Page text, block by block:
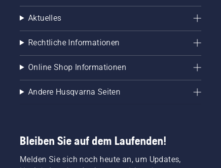
Aktuelles
Rechtliche Informationen
Online Shop Informationen
Andere Husqvarna Seiten
Bleiben Sie auf dem Laufenden!
Melden Sie sich noch heute an, um Updates,